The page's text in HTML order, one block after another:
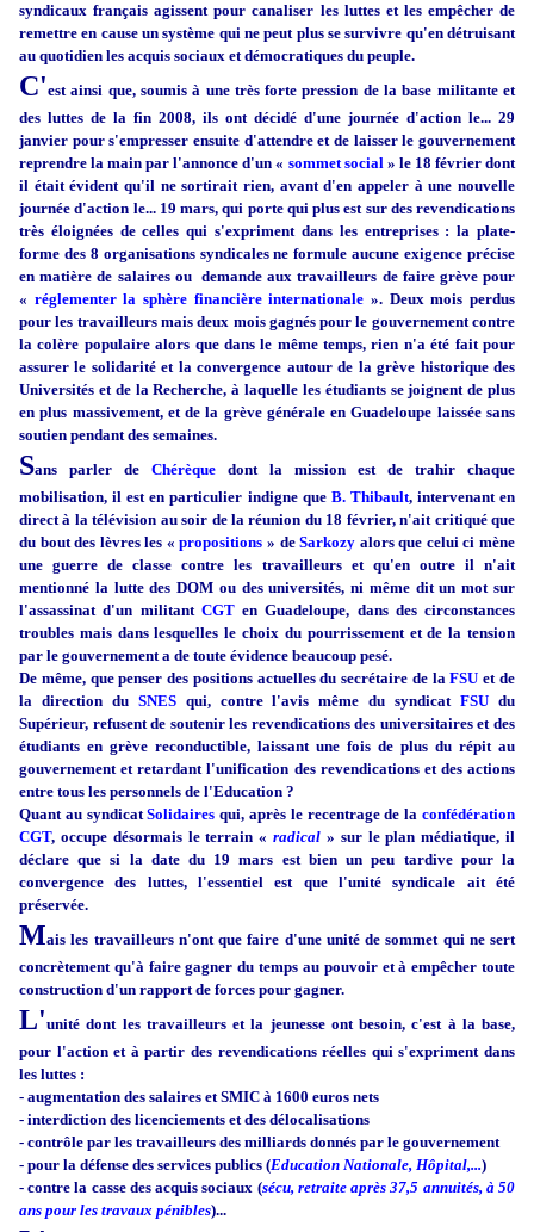
syndicaux français agissent pour canaliser les luttes et les empêcher de
remettre en cause un système qui ne peut plus se survivre qu'en détruisant
au quotidien les acquis sociaux et démocratiques du peuple.
C'est ainsi que, soumis à une très forte pression de la base militante et
des luttes de la fin 2008, ils ont décidé d'une journée d'action le... 29
janvier pour s'empresser ensuite d'attendre et de laisser le gouvernement
reprendre la main par l'annonce d'un « sommet social » le 18 février dont
il était évident qu'il ne sortirait rien, avant d'en appeler à une nouvelle
journée d'action le... 19 mars, qui porte qui plus est sur des revendications
très éloignées de celles qui s'expriment dans les entreprises : la plate-
forme des 8 organisations syndicales ne formule aucune exigence précise
en matière de salaires ou demande aux travailleurs de faire grève pour
« réglementer la sphère financière internationale». Deux mois perdus
pour les travailleurs mais deux mois gagnés pour le gouvernement contre
la colère populaire alors que dans le même temps, rien n'a été fait pour
assurer le solidarité et la convergence autour de la grève historique des
Universités et de la Recherche, à laquelle les étudiants se joignent de plus
en plus massivement, et de la grève générale en Guadeloupe laissée sans
soutien pendant des semaines.
Sans parler de Chérèque dont la mission est de trahir chaque
mobilisation, il est en particulier indigne que B. Thibault, intervenant en
direct à la télévision au soir de la réunion du 18 février, n'ait critiqué que
du bout des lèvres les «propositions» deSarkozy alors que celui ci mène
une guerre de classe contre les travailleurs et qu'en outre il n'ait
mentionné la lutte des DOM ou des universités, ni même dit un mot sur
l'assassinat d'un militant CGTen Guadeloupe, dans des circonstances
troubles mais dans lesquelles le choix du pourrissement et de la tension
par le gouvernement a de toute évidence beaucoup pesé.
De même, que penser des positions actuelles du secrétaire de laFSU et de
la direction du SNESqui, contre l'avis même du syndicatFSU du
Supérieur, refusent de soutenir les revendications des universitaires et des
étudiants en grève reconductible, laissant une fois de plus du répit au
gouvernement et retardant l'unification des revendications et des actions
entre tous les personnels de l'Education ?
Quant au syndicatSolidaires qui, après le recentrage de laconfédération
CGT, occupe désormais le terrain « radical » sur le plan médiatique, il
déclare que si la date du 19 mars est bien un peu tardive pour la
convergence des luttes, l'essentiel est que l'unité syndicale ait été
préservée.
Mais les travailleurs n'ont que faire d'une unité de sommet qui ne sert
concrètement qu'à faire gagner du temps au pouvoir et à empêcher toute
construction d'un rapport de forces pour gagner.
L'unité dont les travailleurs et la jeunesse ont besoin, c'est à la base,
pour l'action et à partir des revendications réelles qui s'expriment dans
les luttes :
- augmentation des salaires et SMIC à 1600 euros nets
- interdiction des licenciements et des délocalisations
- contrôle par les travailleurs des milliards donnés par le gouvernement
- pour la défense des services publics (Education Nationale, Hôpital,...)
- contre la casse des acquis sociaux (sécu, retraite après 37,5 annuités, à 50
ans pour les travaux pénibles)...